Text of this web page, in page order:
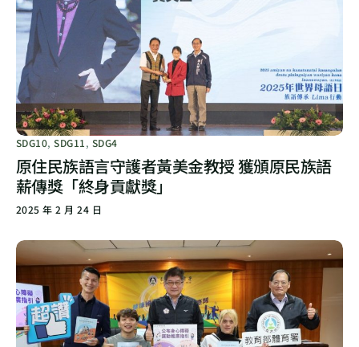
SDG10,SDG11, SDG4
原住民族語言守護者黃美金教授 獲頒原民族語
薪傳獎「終身貢獻獎」
2025 年 2 月 24 日